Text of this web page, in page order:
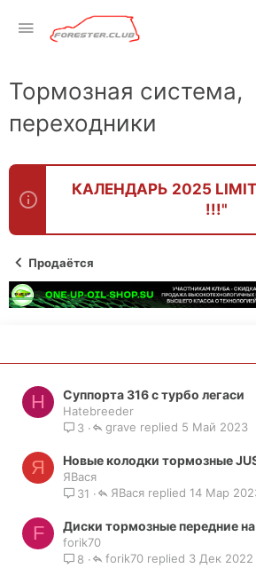
Тормозная система,
переходники
КАЛЕНДАРЬ 2025
!!!"
Продаётся
H Суппорта 316 с турбо легаси
Hatebreeder
3
5 Май 2023
grave
Я Новые колодки тормозные
ЯВася
31
14 Мар
ЯВася
F Диски тормозные передние на
forik70
8
3 Дек 2022
forik70